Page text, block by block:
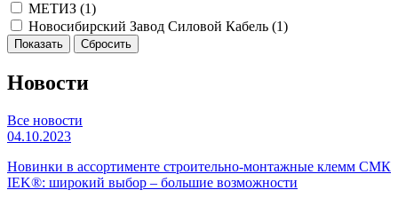
МЕТИЗ (1)
Новосибирский Завод Силовой Кабель (1)
Новости
Все новости
04.10.2023
Новинки в ассортименте строительно-монтажные клемм СМК
IEK®: широкий выбор – большие возможности